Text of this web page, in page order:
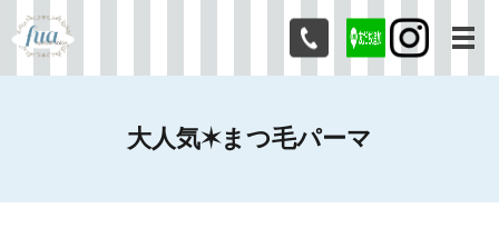
メ
大人気✶まつ毛パーマ